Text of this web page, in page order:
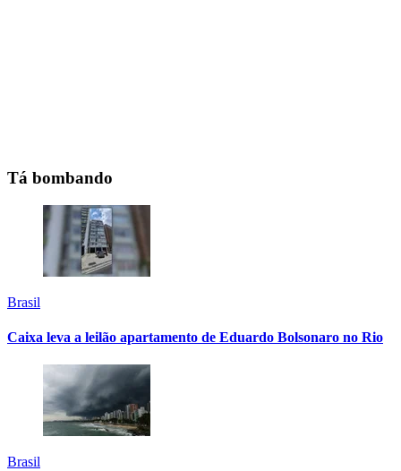
Tá bombando
Brasil
Caixa leva a leilão apartamento de Eduardo Bolsonaro no Rio
Brasil